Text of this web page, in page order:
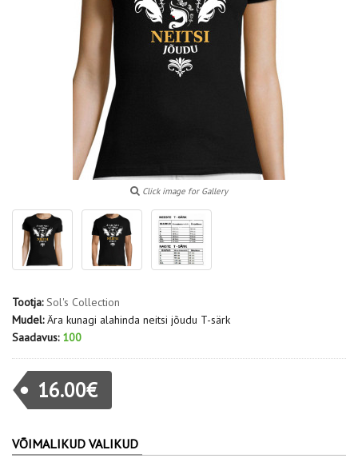
Click image for Gallery
Tootja: Sol's Collection
Mudel: Ära kunagi alahinda neitsi jõudu T-särk
Saadavus: 100
16.00€
VÕIMALIKUD VALIKUD